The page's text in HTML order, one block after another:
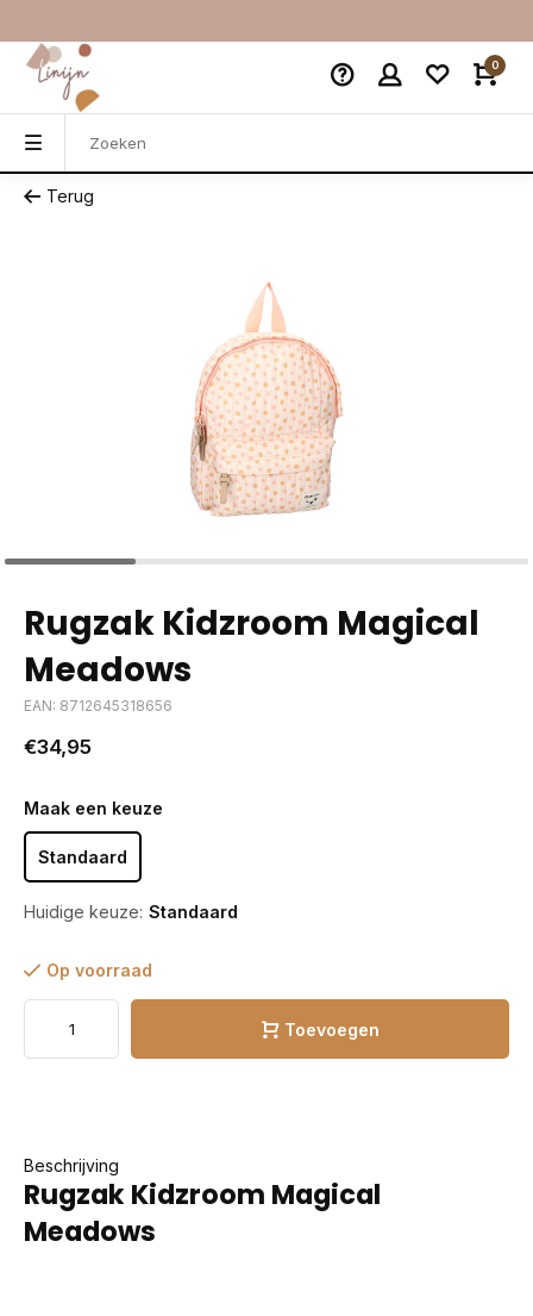
0
Terug
Rugzak Kidzroom Magical
Meadows
EAN: 8712645318656
€34,95
Maak een keuze
Standaard
Huidige keuze: Standaard
Op voorraad
Toevoegen
Beschrijving
Rugzak Kidzroom Magical
Meadows